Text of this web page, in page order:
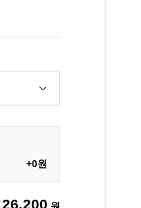
+0원